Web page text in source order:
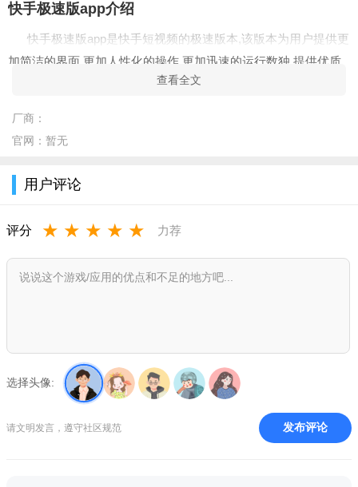
快手极速版app介绍
快手极速版app是快手短视频的极速版本,该版本为用户提供更
加简洁的界面,更加人性化的操作,更加迅速的运行数独.提供优质
高清的短视频内容,贴合现代年轻人的观看体验.感兴趣的朋友可以
快手极速版app优势
看天南地北的年味，体验新潮酷炫的年俗~
「大大大红包，塞满整个春节」
1月29日起，上快手，”攒牛气“，5亿现金红包人人有！
除夕当天，每60秒发百万红包，至多可领一万元！
2月1日起，26场超级直播，明星达人陪你过年～
「神仙魔表，花式拜大年」
春节专属魔法表情，拍到上瘾，玩个过瘾，一起迎好运~
查看全文
厂商：
官网： 暂无
用户评论
评分 ★ ★ ★ ★ ★ 力荐
选择头像:
请文明发言，遵守社区规范 发布评论